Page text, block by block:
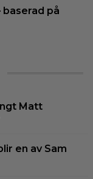
baserad på
Matt
en av Sam